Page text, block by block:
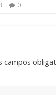
0
campos